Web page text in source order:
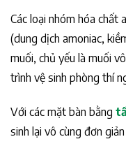
Các loại nhóm hóa chất
(dung dịch amoniac,
muối, chủ yếu là muối
trình vệ sinh phòng thí
Với các mặt bàn bằng
sinh lại vô cùng đơn